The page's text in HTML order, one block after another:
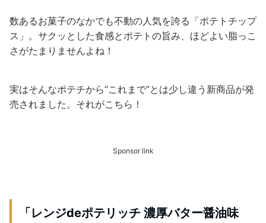
数あるお菓子のなかでも不動の人気を誇る「ポテトチップ
ス」。サクッとした食感とポテトの旨み、ほどよい脂っこ
さがたまりませんよね！
実はそんなポテチから“これまで”とは少し違う新商品が発
売されました。それがこちら！
Sponsor link
「レンジdeポテリッチ 濃厚バター醤油味